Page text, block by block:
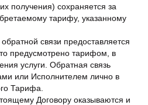
получения) сохраняется за
тарифу, указанному
связи предоставляется
предусмотрено тарифом, в
услуги. Обратная связь
или Исполнителем лично в
Тарифа.
Договору оказываются и